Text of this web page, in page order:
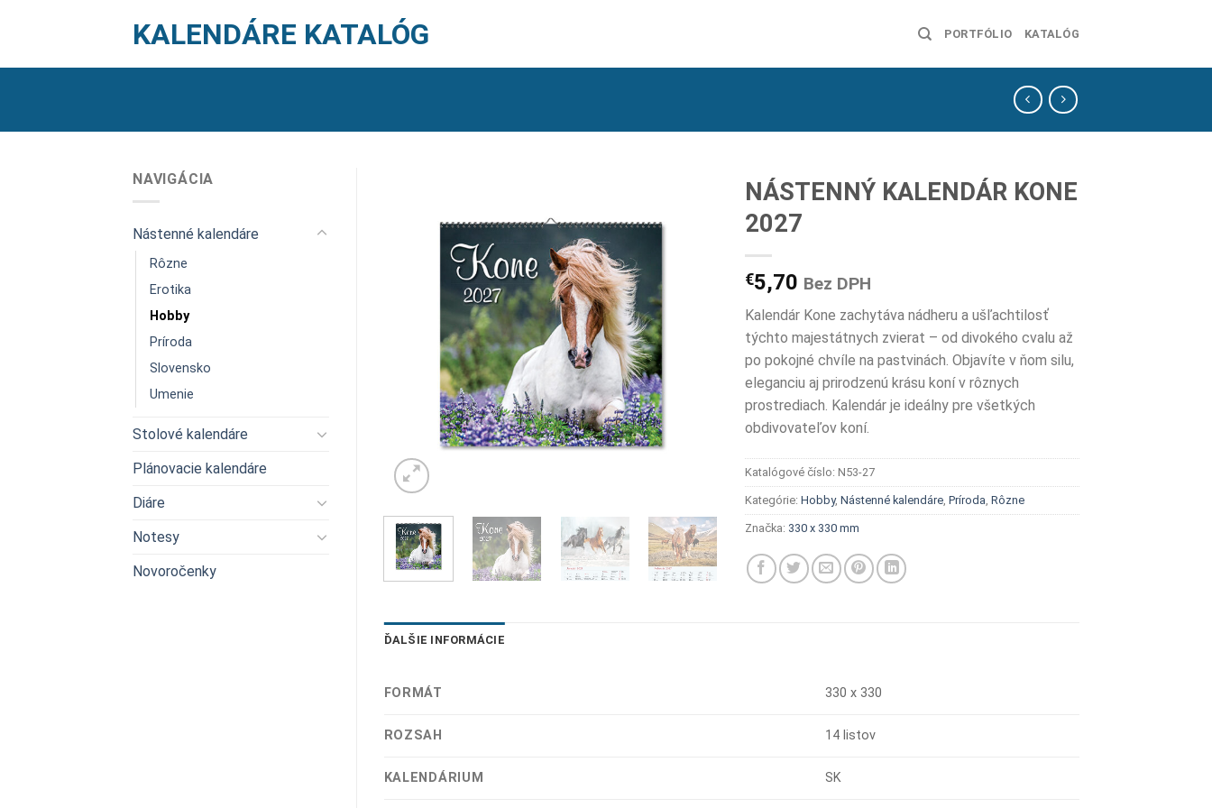
KALENDÁRE KATALÓG PORTFÓLIO KATALÓG
NAVIGÁCIA
Nástenné kalendáre
Rôzne
Erotika
Hobby
Príroda
Slovensko
Umenie
Stolové kalendáre
Plánovacie kalendáre
Diáre
Notesy
Novoročenky
NÁSTENNÝ KALENDÁR KONE
2027
€5,70 Bez DPH
Kalendár Kone zachytáva nádheru a ušľachtilosť
týchto majestátnych zvierat – od divokého cvalu až
po pokojné chvíle na pastvinách. Objavíte v ňom silu,
eleganciu aj prirodzenú krásu koní v rôznych
prostrediach. Kalendár je ideálny pre všetkých
obdivovateľov koní.
Katalógové číslo:N53-27
Kategórie:Hobby,Nástenné kalendáre ,Príroda ,Rôzne
Značka: 330 x 330 mm
ĎALŠIE INFORMÁCIE
FORMÁT 330 x 330
ROZSAH 14 listov
KALENDÁRIUM SK